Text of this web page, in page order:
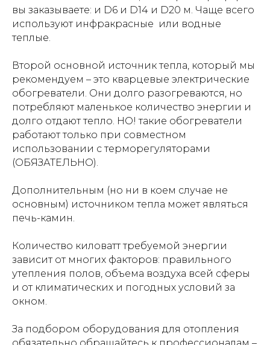
вы заказываете: и D6 и D14 и D20 м. Чаще всего
используют инфракрасные или водные
теплые.
Второй основной источник тепла, который мы
рекомендуем – это кварцевые электрические
обогреватели. Они долго разогреваются, но
потребляют маленькое количество энергии и
долго отдают тепло. НО! такие обогреватели
работают только при совместном
использовании с терморегуляторами
(ОБЯЗАТЕЛЬНО).
Дополнительным (но ни в коем случае не
основным) источником тепла может являться
печь-камин.
Количество киловатт требуемой энергии
зависит от многих факторов: правильного
утепления полов, объема воздуха всей сферы
и от климатических и погодных условий за
окном.
За подбором оборудования для отопления